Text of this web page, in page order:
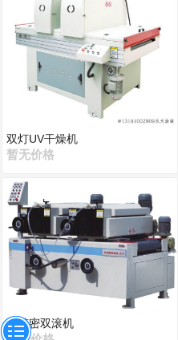
双灯UV干燥机
暂无价格
全精密双滚机